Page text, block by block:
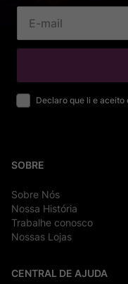
Declaro que li e
SOBRE
Sobre Nós
Nossa História
Trabalhe conosco
Nossas Lojas
CENTRAL DE AJUDA